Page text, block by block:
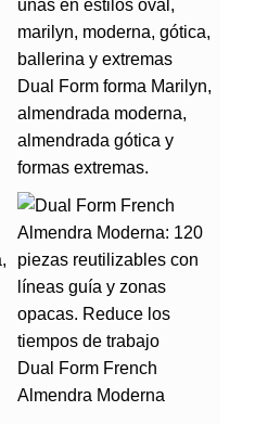
Dual Form forma Marilyn,
almendrada moderna,
almendrada gótica y
formas extremas.
Dual Form French
Almendra Moderna